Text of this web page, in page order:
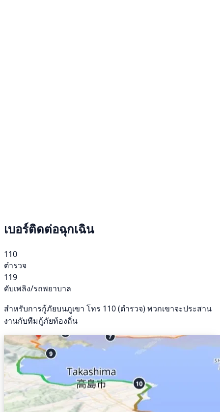
เบอร์ติดต่อฉุกเฉิน
110
ตำรวจ
119
ดับเพลิง/รถพยาบาล
สำหรับการกู้ภัยบนภูเขา โทร 110 (ตำรวจ) พวกเขาจะประสาน
งานกับทีมกู้ภัยท้องถิ่น